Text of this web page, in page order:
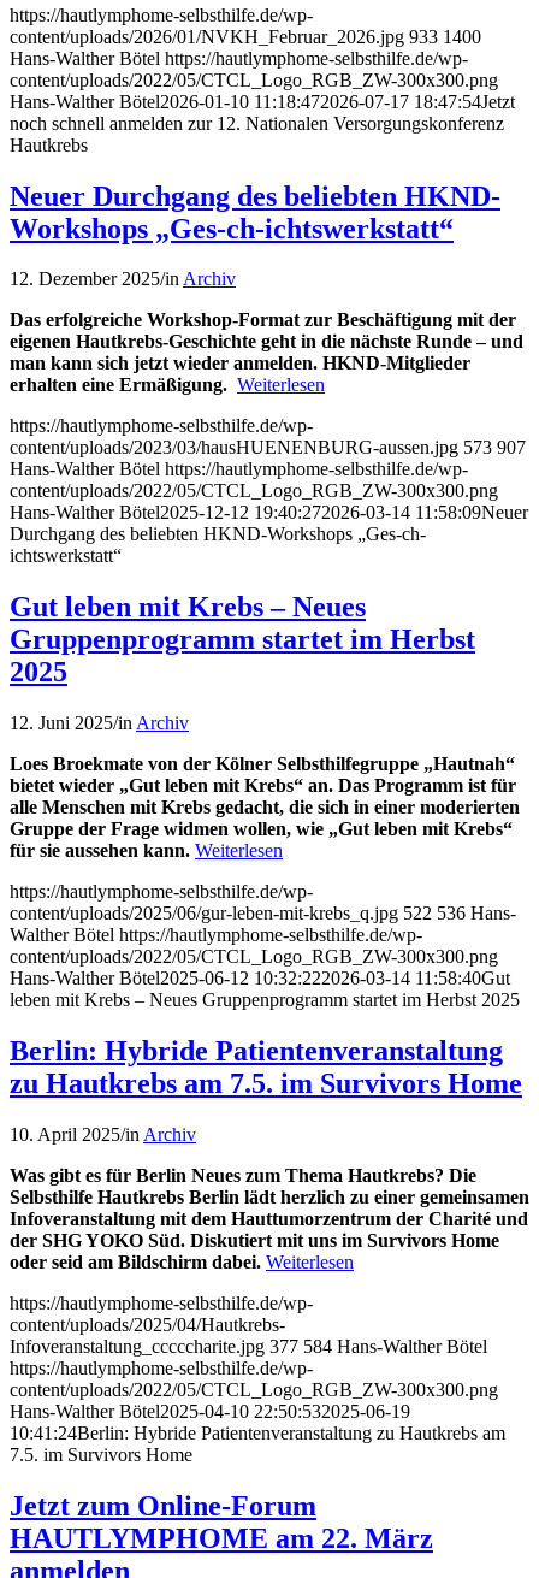
https://hautlymphome-selbsthilfe.de/wp-
content/uploads/2026/01/NVKH_Februar_2026.jpg 933 1400
Hans-Walther Bötel https://hautlymphome-selbsthilfe.de/wp-
content/uploads/2022/05/CTCL_Logo_RGB_ZW-300x300.png
Hans-Walther Bötel2026-01-10 11:18:472026-07-17 18:47:54Jetzt
noch schnell anmelden zur 12. Nationalen Versorgungskonferenz
Hautkrebs
Neuer Durchgang des beliebten HKND-
Workshops „Ges-ch-ichtswerkstatt“
12. Dezember 2025/inArchiv
Das erfolgreiche Workshop-Format zur Beschäftigung mit der
eigenen Hautkrebs-Geschichte geht in die nächste Runde – und
man kann sich jetzt wieder anmelden. HKND-Mitglieder
erhalten eine Ermäßigung. Weiterlesen
https://hautlymphome-selbsthilfe.de/wp-
content/uploads/2023/03/hausHUENENBURG-aussen.jpg 573 907
Hans-Walther Bötel https://hautlymphome-selbsthilfe.de/wp-
content/uploads/2022/05/CTCL_Logo_RGB_ZW-300x300.png
Hans-Walther Bötel2025-12-12 19:40:272026-03-14 11:58:09Neuer
Durchgang des beliebten HKND-Workshops „Ges-ch-
ichtswerkstatt“
Gut leben mit Krebs – Neues
Gruppenprogramm startet im Herbst
2025
12. Juni 2025/in Archiv
Loes Broekmate von der Kölner Selbsthilfegruppe „Hautnah“
bietet wieder „Gut leben mit Krebs“ an. Das Programm ist für
alle Menschen mit Krebs gedacht, die sich in einer moderierten
Gruppe der Frage widmen wollen, wie „Gut leben mit Krebs“
für sie aussehen kann. Weiterlesen
https://hautlymphome-selbsthilfe.de/wp-
content/uploads/2025/06/gur-leben-mit-krebs_q.jpg 522 536 Hans-
Walther Bötel https://hautlymphome-selbsthilfe.de/wp-
content/uploads/2022/05/CTCL_Logo_RGB_ZW-300x300.png
Hans-Walther Bötel2025-06-12 10:32:222026-03-14 11:58:40Gut
leben mit Krebs – Neues Gruppenprogramm startet im Herbst 2025
Berlin: Hybride Patientenveranstaltung
zu Hautkrebs am 7.5. im Survivors Home
10. April 2025/in Archiv
Was gibt es für Berlin Neues zum Thema Hautkrebs? Die
Selbsthilfe Hautkrebs Berlin lädt herzlich zu einer gemeinsamen
Infoveranstaltung mit dem Hauttumorzentrum der Charité und
der SHG YOKO Süd. Diskutiert mit uns im Survivors Home
oder seid am Bildschirm dabei. Weiterlesen
https://hautlymphome-selbsthilfe.de/wp-
content/uploads/2025/04/Hautkrebs-
Infoveranstaltung_cccccharite.jpg 377 584 Hans-Walther Bötel
https://hautlymphome-selbsthilfe.de/wp-
content/uploads/2022/05/CTCL_Logo_RGB_ZW-300x300.png
Hans-Walther Bötel2025-04-10 22:50:532025-06-19
10:41:24Berlin: Hybride Patientenveranstaltung zu Hautkrebs am
7.5. im Survivors Home
Jetzt zum Online-Forum
HAUTLYMPHOME am 22. März
anmelden